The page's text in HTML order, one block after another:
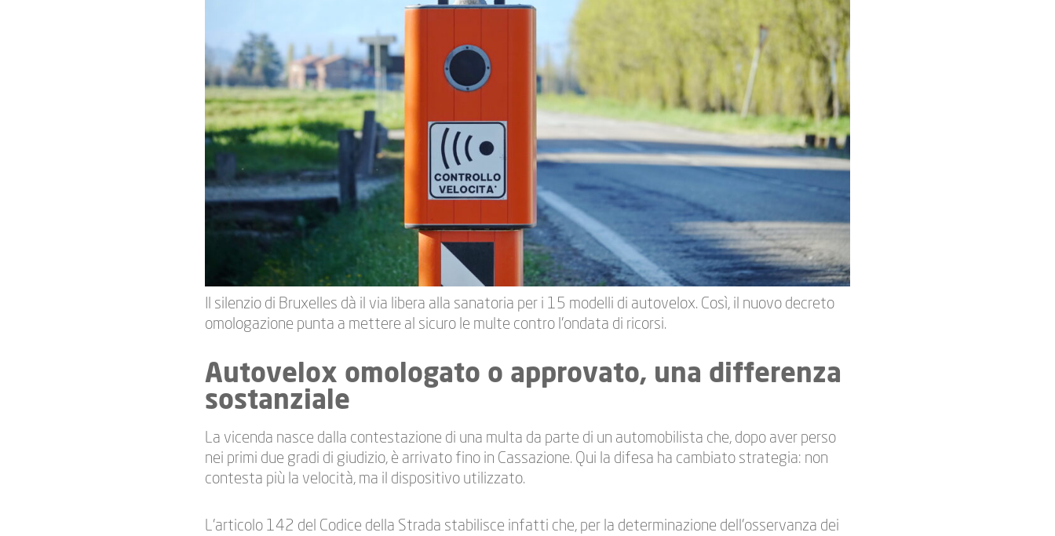
Il silenzio di Bruxelles dà il via libera alla sanatoria per i 15 modelli di autovelox. Così, il nuovo decreto
omologazione punta a mettere al sicuro le multe contro l’ondata di ricorsi.
Autovelox omologato o approvato, una differenza
sostanziale
La vicenda nasce dalla contestazione di una multa da parte di un automobilista che, dopo aver perso
nei primi due gradi di giudizio, è arrivato fino in Cassazione. Qui la difesa ha cambiato strategia: non
contesta più la velocità, ma il dispositivo utilizzato.
L’articolo 142 del Codice della Strada stabilisce infatti che, per la determinazione dell’osservanza dei